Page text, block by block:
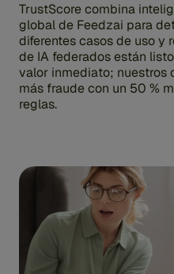
TrustScore combina
global de Feedzai para
diferentes casos de uso y
de IA federados están
valor inmediato; nuestros
más fraude con un 50 %
reglas.